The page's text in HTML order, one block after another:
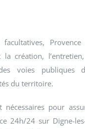
Provence
la création,
voies publiques
du territoire.
pour
24h/24 sur Digne-